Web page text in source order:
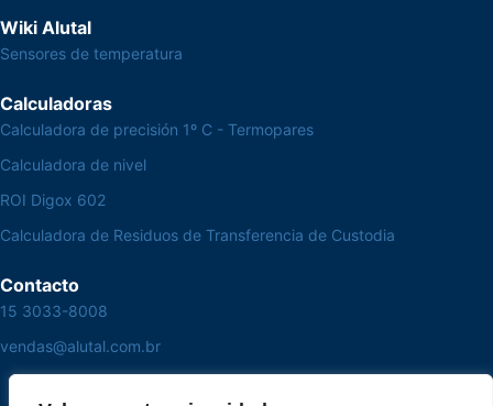
Wiki Alutal
Sensores de temperatura
Calculadoras
Calculadora de precisión 1º C - Termopares
Calculadora de nivel
ROI Digox 602
Calculadora de Residuos de Transferencia de Custodia
Contacto
15 3033-8008
vendas@alutal.com.br